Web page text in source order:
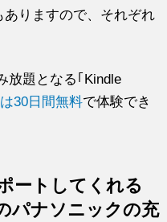
りますので、それぞれ
放題となる｢Kindle
30日間無料で体験でき
ートしてくれる
パナソニックの充